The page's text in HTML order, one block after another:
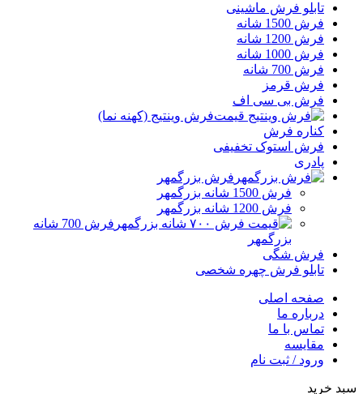
تابلو فرش ماشینی
فرش 1500 شانه
فرش 1200 شانه
فرش 1000 شانه
فرش 700 شانه
فرش قرمز
فرش بی سی اف
فرش وینتیج (کهنه نما)
کناره فرش
فرش استوک تخفیفی
پادری
فرش بزرگمهر
فرش 1500 شانه بزرگمهر
فرش 1200 شانه بزرگمهر
فرش 700 شانه
بزرگمهر
فرش شگی
تابلو فرش چهره شخصی
صفحه اصلی
درباره ما
تماس با ما
مقایسه
ورود / ثبت نام
سبد خرید